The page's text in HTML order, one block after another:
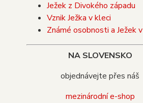
Ježek z Divokého západu
Vznik Ježka v kleci
Známé osobnosti a Ježek
NA SLOVENSKO
objednávejte přes náš
mezinárodní e-shop